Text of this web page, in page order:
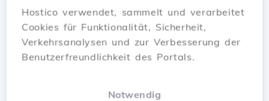
Hostico verwendet, sammelt und verarbeitet
Cookies für Funktionalität, Sicherheit,
Verkehrsanalysen und zur Verbesserung der
Benutzerfreundlichkeit des Portals.
Notwendig